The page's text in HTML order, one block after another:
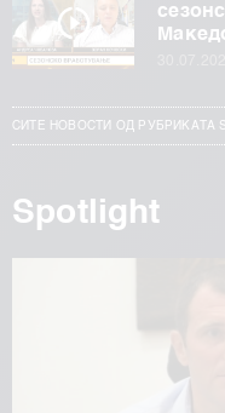
СИТЕ НОВОСТИ ОД РУБРИКАТА
Spotlight